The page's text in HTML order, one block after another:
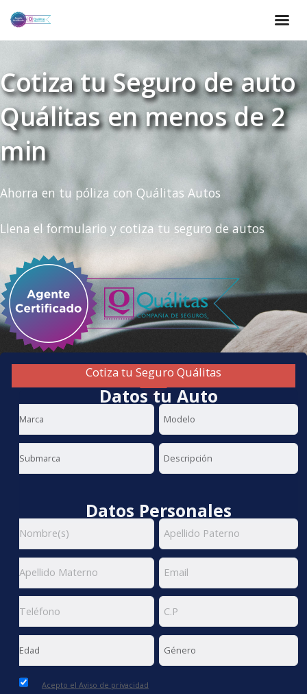
Cotiza tu Seguro de auto
Quálitas en menos de 2
min
Ahorra en tu póliza con Quálitas Autos
Llena el formulario y cotiza tu seguro de autos
Cotiza tu Seguro Quálitas
Datos tu Auto
Datos Personales
Acepto el Aviso de privacidad